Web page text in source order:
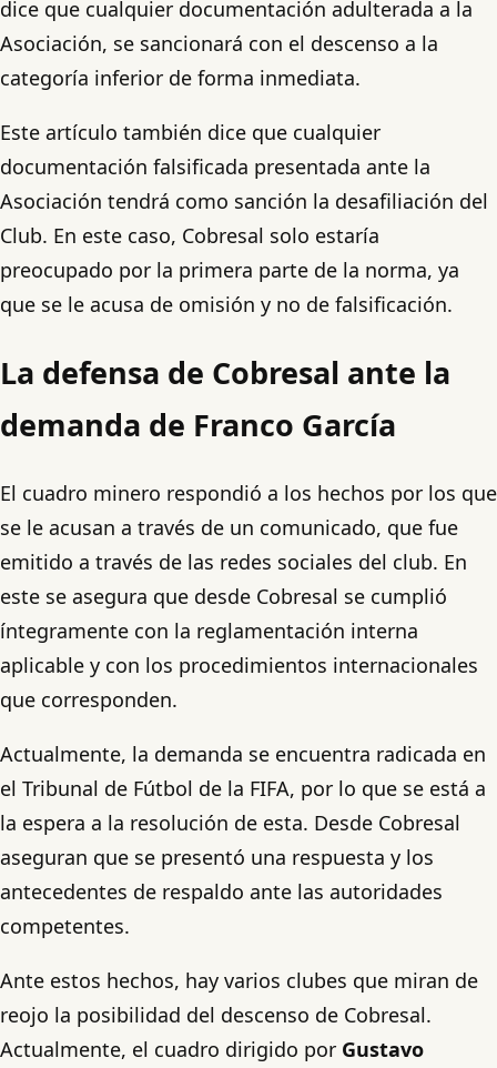
dice que cualquier documentación adulterada a la
Asociación, se sancionará con el descenso a la
categoría inferior de forma inmediata.
Este artículo también dice que cualquier
documentación falsificada presentada ante la
Asociación tendrá como sanción la desafiliación del
Club. En este caso, Cobresal solo estaría
preocupado por la primera parte de la norma, ya
que se le acusa de omisión y no de falsificación.
La defensa de Cobresal ante la
demanda de Franco García
El cuadro minero respondió a los hechos por los que
se le acusan a través de un comunicado, que fue
emitido a través de las redes sociales del club. En
este se asegura que desde Cobresal se cumplió
íntegramente con la reglamentación interna
aplicable y con los procedimientos internacionales
que corresponden.
Actualmente, la demanda se encuentra radicada en
el Tribunal de Fútbol de la FIFA, por lo que se está a
la espera a la resolución de esta. Desde Cobresal
aseguran que se presentó una respuesta y los
antecedentes de respaldo ante las autoridades
competentes.
Ante estos hechos, hay varios clubes que miran de
reojo la posibilidad del descenso de Cobresal.
Actualmente, el cuadro dirigido por Gustavo